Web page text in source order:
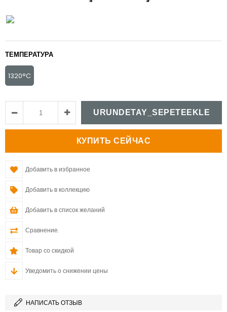
ТЕМПЕРАТУРА
1320°C
Добавить в избранное
Добавить в коллекцию
Добавить в список желаний
Сравнение.
Товар со скидкой
Уведомить о снижении цены
НАПИСАТЬ ОТЗЫВ